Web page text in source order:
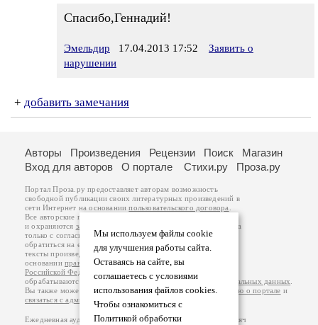
Спасибо,Геннадий!
Эмельдир 17.04.2013 17:52
Заявить о
нарушении
+ добавить замечания
Мы используем файлы cookie
для улучшения работы сайта.
Оставаясь на сайте, вы
соглашаетесь с условиями
использования файлов cookies.
Чтобы ознакомиться с
Политикой обработки
Авторы Произведения Рецензии Поиск
Магазин
Вход для авторов
О портале Стихи.ру Проза.ру
Портал Проза.ру предоставляет авторам возможность
свободной публикации своих литературных произведений в
сети Интернет на основаниипользовательского договора
Все авторские права на произведения принадлежат авторам
и охраняются законом
. Перепечатка произведений возможна
только с согласия его автора, к которому вы можете
обратиться на его авторской странице. Ответственность за
тексты произведений авторы несут самостоятельно на
основанииправил публикацииизаконодательства
Российской Федерации
обрабатываются на основанииПолитики обработки персональных данных
Вы также можете посмотреть более подробнуюинформацию о портале и
связаться с администрацией
Ежедневная аудитория портала Проза.ру – порядка 100 тысяч